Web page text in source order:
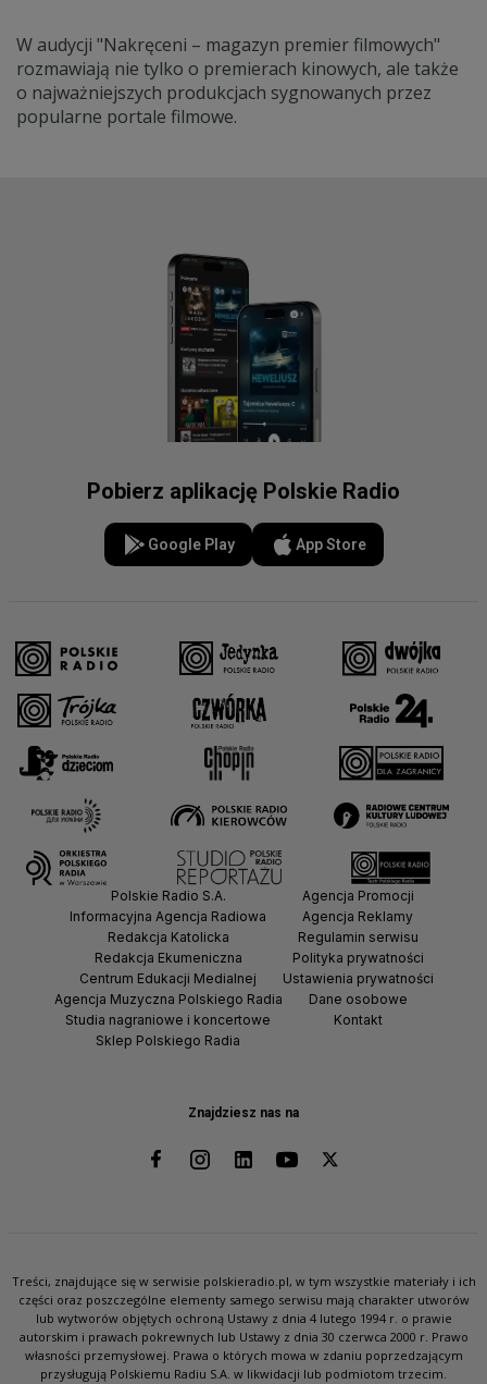
W audycji "Nakręceni – magazyn premier filmowych"
rozmawiają nie tylko o premierach kinowych, ale także
o najważniejszych produkcjach sygnowanych przez
popularne portale filmowe.
Pobierz aplikację Polskie Radio
Google Play App Store
Znajdziesz nas na
Polskie Radio S.A.
Informacyjna Agencja Radiowa
Redakcja Katolicka
Redakcja Ekumeniczna
Centrum Edukacji Medialnej
Agencja Muzyczna Polskiego Radia
Studia nagraniowe i koncertowe
Sklep Polskiego Radia
Agencja Promocji
Agencja Reklamy
Regulamin serwisu
Polityka prywatności
Ustawienia prywatności
Dane osobowe
Kontakt
Treści, znajdujące się w serwisie polskieradio.pl, w tym wszystkie materiały i ich
części oraz poszczególne elementy samego serwisu mają charakter utworów
lub wytworów objętych ochroną Ustawy z dnia 4 lutego 1994 r. o prawie
autorskim i prawach pokrewnych lub Ustawy z dnia 30 czerwca 2000 r. Prawo
własności przemysłowej. Prawa o których mowa w zdaniu poprzedzającym
przysługują Polskiemu Radiu S.A. w likwidacji lub podmiotom trzecim.